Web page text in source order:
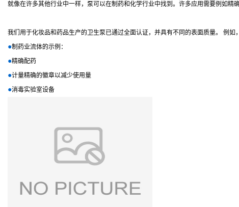
就像在许多其他行业中一样，泵可以在制药和化学行业中找到。许多应用需要例如精
我们用于化妆品和药品生产的卫生泵已通过全面认证，并具有不同的表面质量。 例如
●制药业流体的示例：
●精确配药
●计量精确的徽章以减少使用量
●消毒实验室设备